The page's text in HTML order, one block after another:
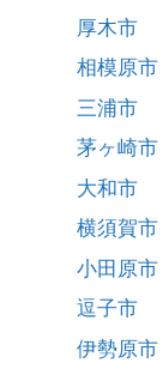
厚木市
相模原市
三浦市
茅ヶ崎市
大和市
横須賀市
小田原市
逗子市
伊勢原市